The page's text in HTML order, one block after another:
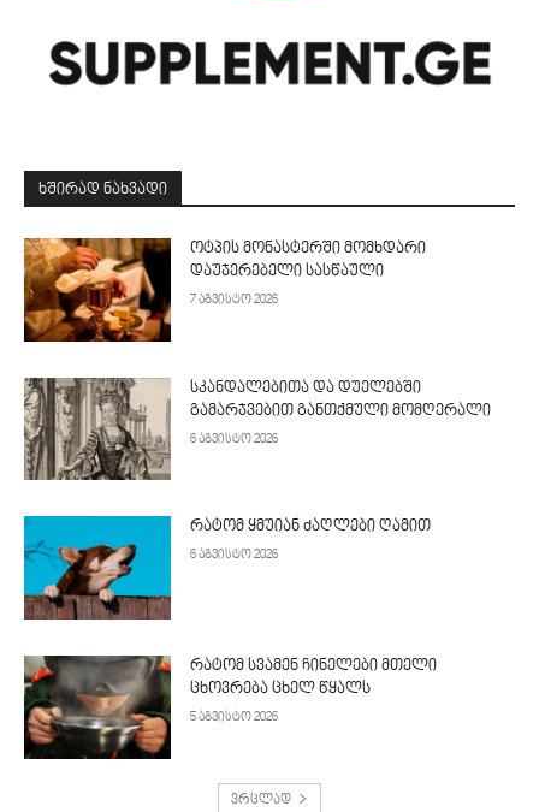
ᲮᲨᲘᲠᲐᲓ ᲜᲐᲮᲕᲐᲓᲘ
ოტპის მონასტერში მომხდარი
დაუჯერებელი სასწაული
7 აგვისტო 2026
სკანდალებითა და დუელებში
გამარჯვებით განთქმული მომღერალი
6 აგვისტო 2026
რატომ ყმუიან ძაღლები ღამით
6 აგვისტო 2026
რატომ სვამენ ჩინელები მთელი
ცხოვრება ცხელ წყალს
5 აგვისტო 2026
ვრცლად